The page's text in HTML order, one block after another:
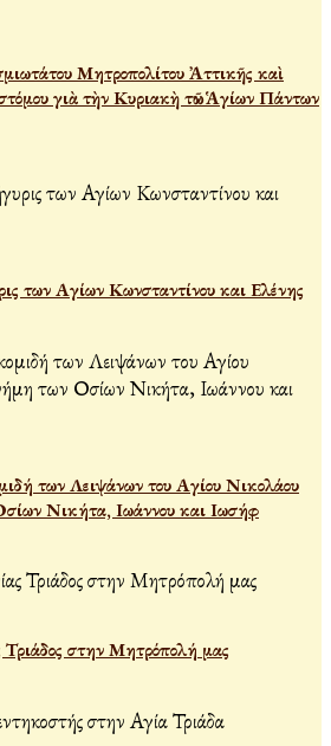
Μητροπολίτου Ἀττικῆς καὶ
γιὰ τὴν Κυριακὴ τῶν Ἁγίων Πάντων
των Αγίων Κωνσταντίνου και Ελένης
των Λειψάνων του Αγίου Νικολάου
Νικήτα, Ιωάννου και Ιωσήφ
στην Μητρόπολή μας